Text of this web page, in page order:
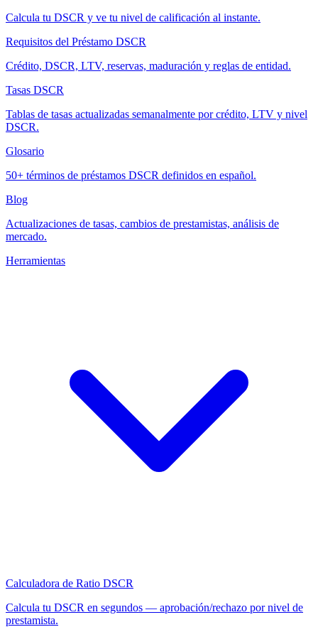
Calcula tu DSCR y ve tu nivel de calificación al instante.
Requisitos del Préstamo DSCR
Crédito, DSCR, LTV, reservas, maduración y reglas de entidad.
Tasas DSCR
Tablas de tasas actualizadas semanalmente por crédito, LTV y nivel
DSCR.
Glosario
50+ términos de préstamos DSCR definidos en español.
Blog
Actualizaciones de tasas, cambios de prestamistas, análisis de
mercado.
Herramientas
Calculadora de Ratio DSCR
Calcula tu DSCR en segundos — aprobación/rechazo por nivel de
prestamista.